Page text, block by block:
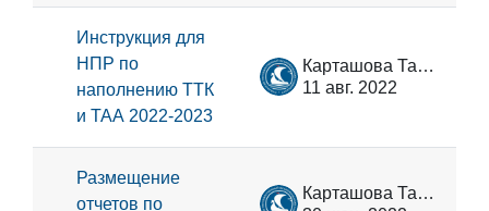
Инструкция для
НПР по
наполнению ТТК
и ТАА 2022-2023
Карташова Татьяна Владимировна
11 авг. 2022
Размещение
отчетов по
Карташова Татьяна Владимировна